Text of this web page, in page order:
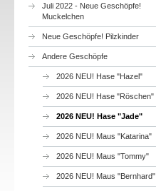
Juli 2022 - Neue Geschöpfe!
Muckelchen
Neue Geschöpfe! Pilzkinder
Andere Geschöpfe
2026 NEU! Hase "Hazel"
2026 NEU! Hase "Röschen"
2026 NEU! Hase "Jade"
2026 NEU! Maus "Katarina"
2026 NEU! Maus "Tommy"
2026 NEU! Maus "Bernhard"